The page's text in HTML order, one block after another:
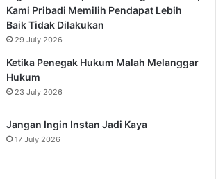
Kami Pribadi Memilih Pendapat Lebih
Baik Tidak Dilakukan
29 July 2026
Ketika Penegak Hukum Malah Melanggar
Hukum
23 July 2026
Jangan Ingin Instan Jadi Kaya
17 July 2026